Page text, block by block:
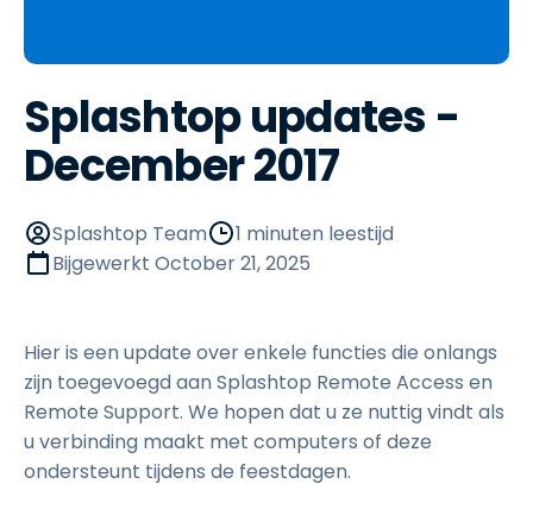
Splashtop updates -
December 2017
Splashtop Team
1 minuten leestijd
Bijgewerkt October 21, 2025
Hier is een update over enkele functies die onlangs
zijn toegevoegd aan Splashtop Remote Access en
Remote Support. We hopen dat u ze nuttig vindt als
u verbinding maakt met computers of deze
ondersteunt tijdens de feestdagen.